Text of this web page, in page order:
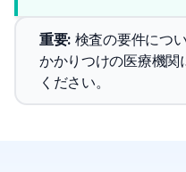
重要: 検査の要件につ
かかりつけの医療機関
ください。